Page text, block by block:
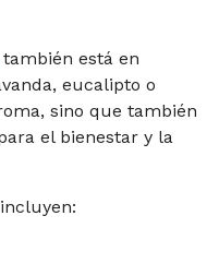
también está en
eucalipto o
sino que también
el bienestar y la